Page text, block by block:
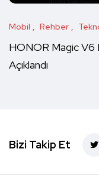
Mobil Rehber
HONOR Magic V6
Açıklandı
Bizi Takip Et